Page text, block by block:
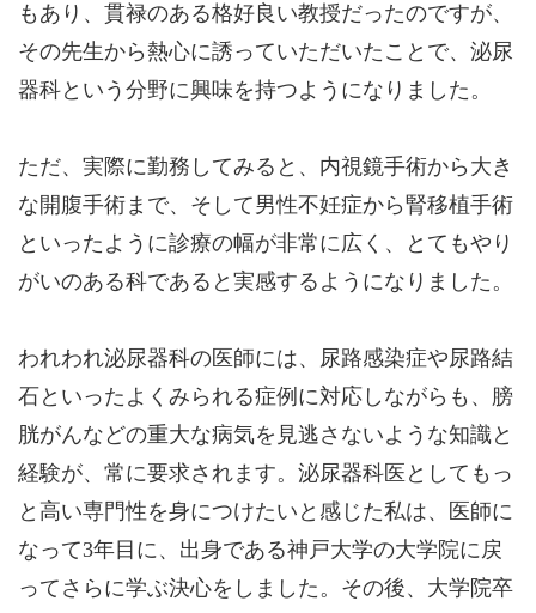
もあり、貫禄のある格好良い教授だったのですが、
その先生から熱心に誘っていただいたことで、泌尿
器科という分野に興味を持つようになりました。
ただ、実際に勤務してみると、内視鏡手術から大き
な開腹手術まで、そして男性不妊症から腎移植手術
といったように診療の幅が非常に広く、とてもやり
がいのある科であると実感するようになりました。
われわれ泌尿器科の医師には、尿路感染症や尿路結
石といったよくみられる症例に対応しながらも、膀
胱がんなどの重大な病気を見逃さないような知識と
経験が、常に要求されます。泌尿器科医としてもっ
と高い専門性を身につけたいと感じた私は、医師に
なって3年目に、出身である神戸大学の大学院に戻
ってさらに学ぶ決心をしました。その後、大学院卒